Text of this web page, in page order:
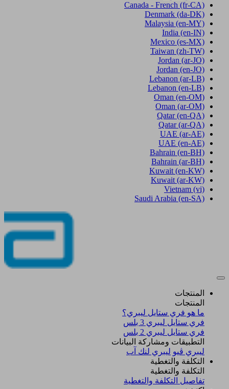
Canada - French (fr-CA)
Denmark (da-DK)
Malaysia (en-MY)
India (en-IN)
Mexico (es-MX)
Taiwan (zh-TW)
Jordan (ar-JO)
Jordan (en-JO)
Lebanon (ar-LB)
Lebanon (en-LB)
Oman (en-OM)
Oman (ar-OM)
Qatar (en-QA)
Qatar (ar-QA)
UAE (ar-AE)
UAE (en-AE)
Bahrain (en-BH)
Bahrain (ar-BH)
Kuwait (en-KW)
Kuwait (ar-KW)
Vietnam (vi)
Saudi Arabia (en-SA)
المنتجات
المنتجات
ما هو فري ستايل ليبري؟
فري ستايل ليبري 3 بلس​
فري ستايل ليبري 2 بلس​
التطبيقات ومشاركة البيانات
ليبري ڤيو ليبري لنك آب
التكلفة والتغطية
التكلفة والتغطية
تفاصيل التكلفة والتغطية